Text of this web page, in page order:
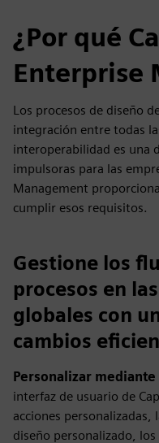
¿Por qué
Enterprise
Los procesos de diseño
integración entre todas
interoperabilidad es una
impulsoras para las
Management
cumplir esos requisitos.
Gestione los
procesos en
globales con
cambios
Personalizar mediante
interfaz de usuario de
acciones personalizadas,
diseño personalizado,